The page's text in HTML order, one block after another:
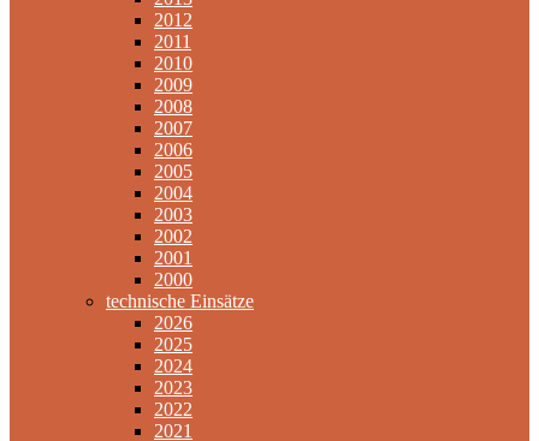
2012
2011
2010
2009
2008
2007
2006
2005
2004
2003
2002
2001
2000
technische Einsätze
2026
2025
2024
2023
2022
2021